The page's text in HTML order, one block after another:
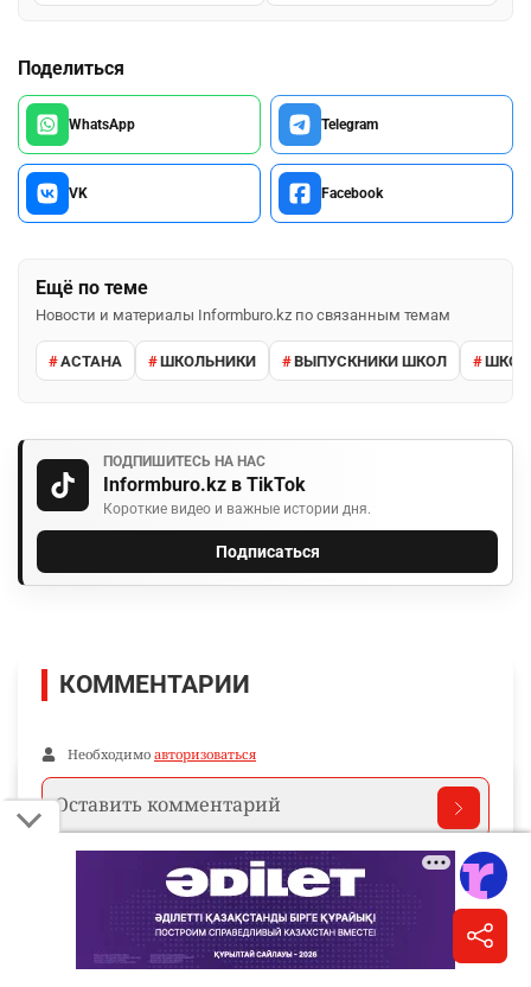
Поделиться
WhatsApp Telegram
VK Facebook
Ещё по теме
Новости и материалы Informburo.kz по связанным темам
АСТАНА ШКОЛЬНИКИ ВЫПУСКНИКИ ШКОЛ
ПОДПИШИТЕСЬ НА НАС
Informburo.kz в TikTok
Короткие видео и важные истории дня.
Подписаться
КОММЕНТАРИИ
Необходимо авторизоваться
Комментарии проходят модерацию.